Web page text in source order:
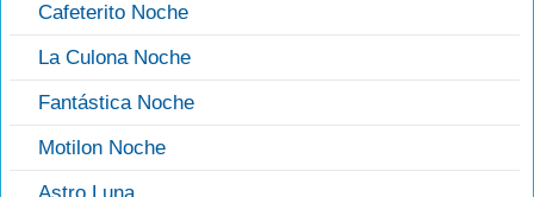
Cafeterito Noche
La Culona Noche
Fantástica Noche
Motilon Noche